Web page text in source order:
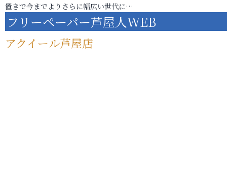
置きで今までよりさらに幅広い世代に…
フリーペーパー芦屋人WEB
アクイール芦屋店